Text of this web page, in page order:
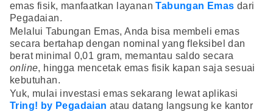
emas fisik, manfaatkan layananTabungan Emas dari
Pegadaian.
Melalui Tabungan Emas, Anda bisa membeli emas
secara bertahap dengan nominal yang fleksibel dan
berat minimal 0,01 gram, memantau saldo secara
online, hingga mencetak emas fisik kapan saja sesuai
kebutuhan.
Yuk, mulai investasi emas sekarang lewat aplikasi
Tring! by Pegadaian atau datang langsung ke kantor